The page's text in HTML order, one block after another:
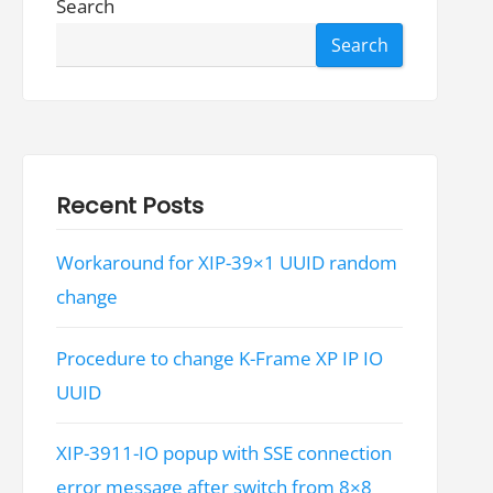
Search
Search
Recent Posts
Workaround for XIP-39×1 UUID random
change
Procedure to change K-Frame XP IP IO
UUID
XIP-3911-IO popup with SSE connection
error message after switch from 8×8